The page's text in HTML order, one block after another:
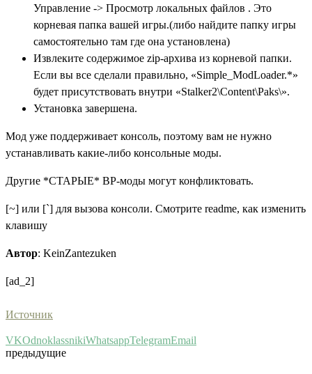
Управление -> Просмотр локальных файлов . Это
корневая папка вашей игры.(либо найдите папку игры
самостоятельно там где она установлена)
Извлеките содержимое zip-архива из корневой папки.
Если вы все сделали правильно, «Simple_ModLoader.*»
будет присутствовать внутри «Stalker2\Content\Paks\».
Установка завершена.
Мод уже поддерживает консоль, поэтому вам не нужно
устанавливать какие-либо консольные моды.
Другие *СТАРЫЕ* BP-моды могут конфликтовать.
[~] или [`] для вызова консоли. Смотрите readme, как изменить
клавишу
Автор: KeinZantezuken
[ad_2]
Источник
VKOdnoklassnikiWhatsappTelegramEmail
предыдущие